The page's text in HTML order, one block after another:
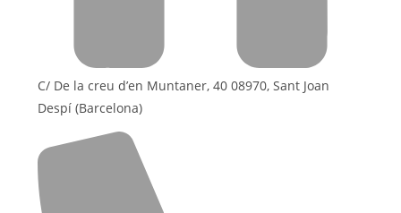
C/ De la creu d’en Muntaner, 40 08970, Sant Joan
Despí (Barcelona)